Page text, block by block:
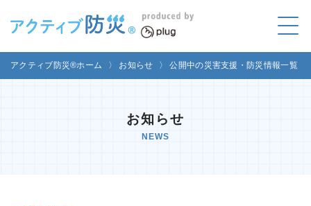
アクティブ防災とは?
アクティブ防災®ホーム 〉 お知らせ 〉 公開中の災害支援・防災情報一覧
お知らせ
NEWS